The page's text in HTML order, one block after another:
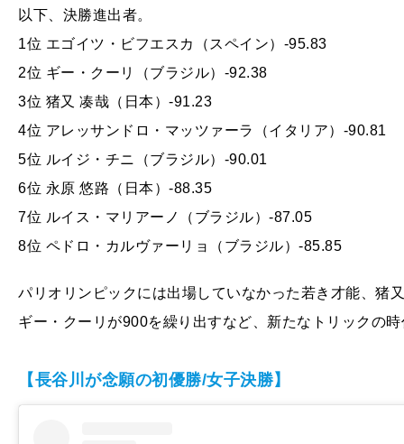
以下、決勝進出者。
1位 エゴイツ・ビフエスカ（スペイン）-95.83
2位 ギー・クーリ（ブラジル）-92.38
3位 猪又 凑哉（日本）-91.23
4位 アレッサンドロ・マッツァーラ（イタリア）-90.81
5位 ルイジ・チニ（ブラジル）-90.01
6位 永原 悠路（日本）-88.35
7位 ルイス・マリアーノ（ブラジル）-87.05
8位 ペドロ・カルヴァーリョ（ブラジル）-85.85
パリオリンピックには出場していなかった若き才能、猪
ギー・クーリが900を繰り出すなど、新たなトリックの
【長谷川が念願の初優勝/女子決勝】